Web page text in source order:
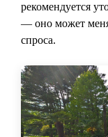
рекомендуется
— оно может
спроса.